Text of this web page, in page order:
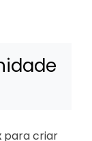
para criar